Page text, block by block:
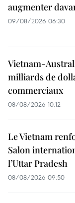
augmenter
09/08/2026 06:30
Vietnam-
milliards de
commerciaux
08/08/2026 10:12
Le Vietnam
Salon
l’Uttar Pradesh
08/08/2026 09:50